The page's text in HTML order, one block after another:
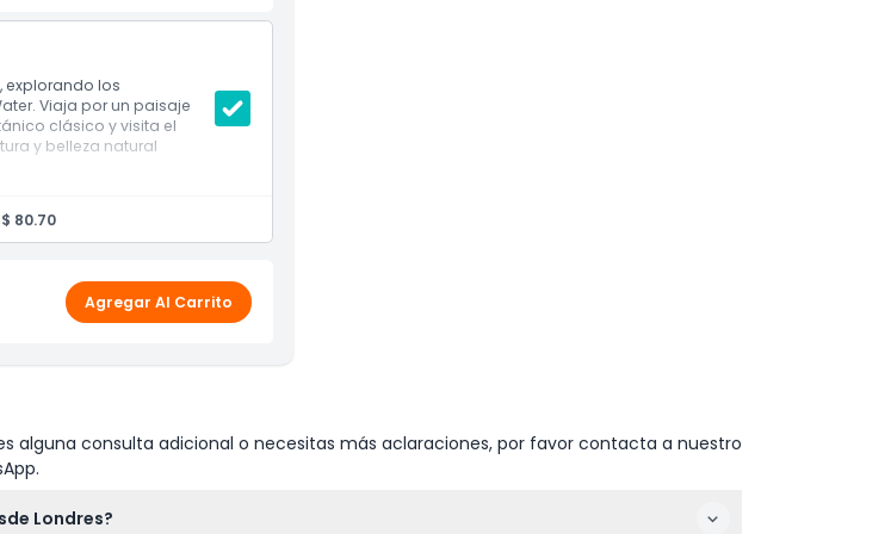
explorando los
Viaja por un paisaje
clásico y visita el
y belleza natural
80.70
Agregar Al Carrito
alguna consulta adicional o necesitas más aclaraciones, por favor contacta a nuestro
Londres?